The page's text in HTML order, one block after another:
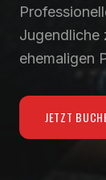
Jugendliche
ehemaligen
JETZT